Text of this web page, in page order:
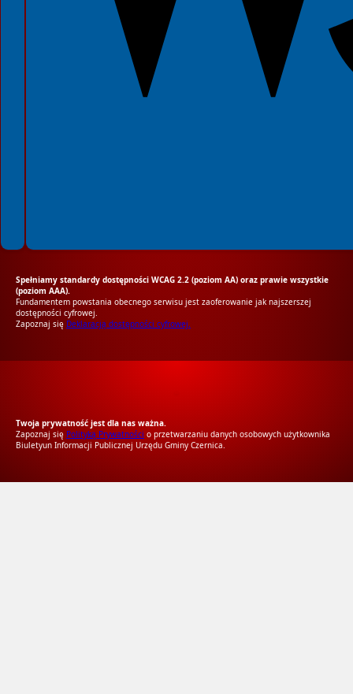
Spełniamy standardy dostępności WCAG 2.2 (poziom AA) oraz prawie wszystkie
(poziom AAA).
Fundamentem powstania obecnego serwisu jest zaoferowanie jak najszerszej
dostępności cyfrowej.
Zapoznaj się Deklaracją dostępności cyfrowej.
Twoja prywatność jest dla nas ważna.
Zapoznaj się Polityką Prywatności o przetwarzaniu danych osobowych użytkownika
Biuletyun Informacji Publicznej Urzędu Gminy Czernica.